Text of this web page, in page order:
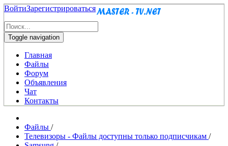
ВойтиЗарегистрироваться
Toggle navigation
Главная
Файлы
Форум
Объявления
Чат
Контакты
Файлы /
Телевизоры - Файлы доступны только подписчикам /